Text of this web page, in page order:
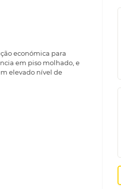
económica para
em piso molhado, e
elevado nível de